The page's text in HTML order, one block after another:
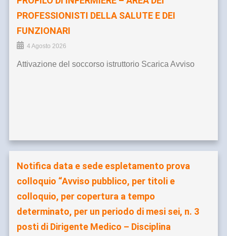
PROFESSIONISTI DELLA SALUTE E DEI
FUNZIONARI
4 Agosto 2026
Attivazione del soccorso istruttorio Scarica Avviso
Notifica data e sede espletamento prova
colloquio “Avviso pubblico, per titoli e
colloquio, per copertura a tempo
determinato, per un periodo di mesi sei, n. 3
posti di Dirigente Medico – Disciplina